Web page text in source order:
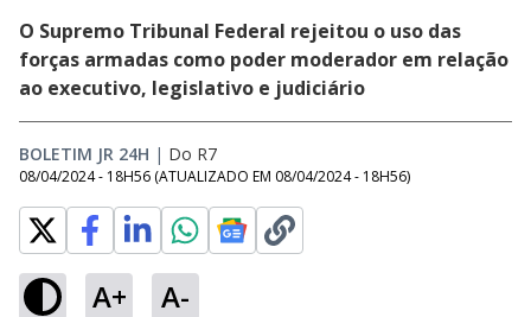
O Supremo Tribunal Federal rejeitou o uso das
forças armadas como poder moderador em relação
ao executivo, legislativo e judiciário
BOLETIM JR 24H | Do R7
08/04/2024 - 18H56 (ATUALIZADO EM 08/04/2024 - 18H56)
A+ A-